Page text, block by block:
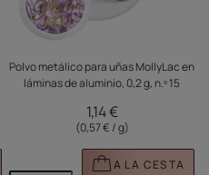
Polvo metálico para uñas MollyLac en
láminas de aluminio, 0,2 g, n.º 15
1,14 €
(0,57 € / g)
A LA CESTA